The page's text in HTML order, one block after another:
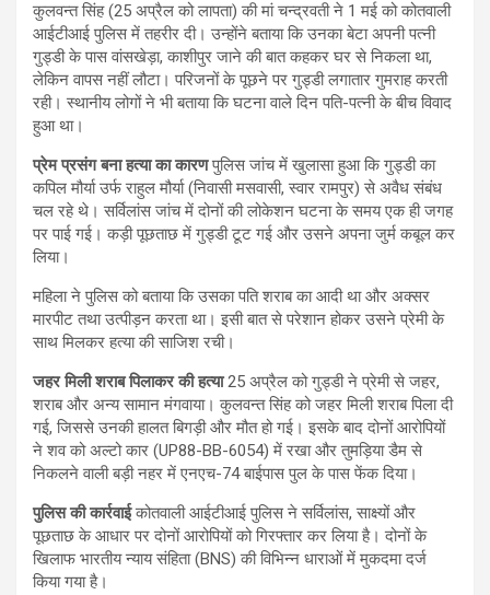
कुलवन्त सिंह (25 अप्रैल को लापता) की मां चन्द्रवती ने 1 मई को कोतवाली
आईटीआई पुलिस में तहरीर दी। उन्होंने बताया कि उनका बेटा अपनी पत्नी
गुड्डी के पास वांसखेड़ा, काशीपुर जाने की बात कहकर घर से निकला था,
लेकिन वापस नहीं लौटा। परिजनों के पूछने पर गुड्डी लगातार गुमराह करती
रही। स्थानीय लोगों ने भी बताया कि घटना वाले दिन पति-पत्नी के बीच विवाद
हुआ था।
प्रेम प्रसंग बना हत्या का कारणपुलिस जांच में खुलासा हुआ कि गुड्डी का
कपिल मौर्या उर्फ राहुल मौर्या (निवासी मसवासी, स्वार रामपुर) से अवैध संबंध
चल रहे थे। सर्विलांस जांच में दोनों की लोकेशन घटना के समय एक ही जगह
पर पाई गई। कड़ी पूछताछ में गुड्डी टूट गई और उसने अपना जुर्म कबूल कर
लिया।
महिला ने पुलिस को बताया कि उसका पति शराब का आदी था और अक्सर
मारपीट तथा उत्पीड़न करता था। इसी बात से परेशान होकर उसने प्रेमी के
साथ मिलकर हत्या की साजिश रची।
जहर मिली शराब पिलाकर की हत्या25 अप्रैल को गुड्डी ने प्रेमी से जहर,
शराब और अन्य सामान मंगवाया। कुलवन्त सिंह को जहर मिली शराब पिला दी
गई, जिससे उनकी हालत बिगड़ी और मौत हो गई। इसके बाद दोनों आरोपियों
ने शव को अल्टो कार (UP88-BB-6054) में रखा और तुमड़िया डैम से
निकलने वाली बड़ी नहर में एनएच-74 बाईपास पुल के पास फेंक दिया।
पुलिस की कार्रवाईकोतवाली आईटीआई पुलिस ने सर्विलांस, साक्ष्यों और
पूछताछ के आधार पर दोनों आरोपियों को गिरफ्तार कर लिया है। दोनों के
खिलाफ भारतीय न्याय संहिता (BNS) की विभिन्न धाराओं में मुकदमा दर्ज
किया गया है।